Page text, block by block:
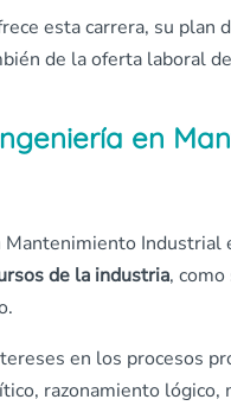
esta carrera, su
de la oferta laboral
en
Mantenimiento Industrial
de la industria,
en los procesos
razonamiento lógico,